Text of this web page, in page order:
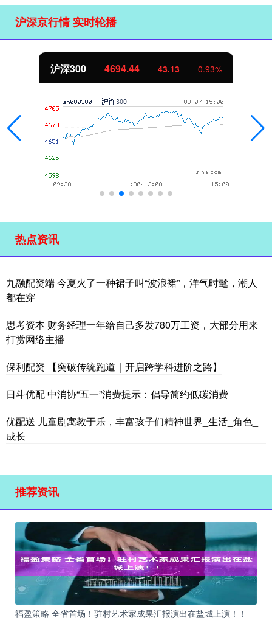
沪深京行情 实时轮播
沪深300 4694.44 43.13 0.93%
热点资讯
九融配资端 今夏火了一种裙子叫“波浪裙”，洋气时髦，潮人
都在穿
思考资本 财务经理一年给自己多发780万工资，大部分用来
打赏网络主播
保利配资 【突破传统跑道｜开启跨学科进阶之路】
日斗优配 中消协“五一”消费提示：倡导简约低碳消费
优配送 儿童剧寓教于乐，丰富孩子们精神世界_生活_角色_
成长
推荐资讯
福盈策略 全省首场！驻村艺术家成果汇报演出在盐城上演！！